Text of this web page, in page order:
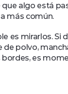
algo está
más común.
es mirarlos. Si
de polvo,
bordes, es